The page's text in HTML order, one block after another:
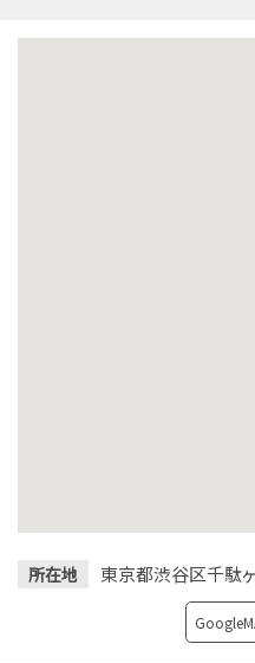
所在地 東京都渋谷区千駄ヶ